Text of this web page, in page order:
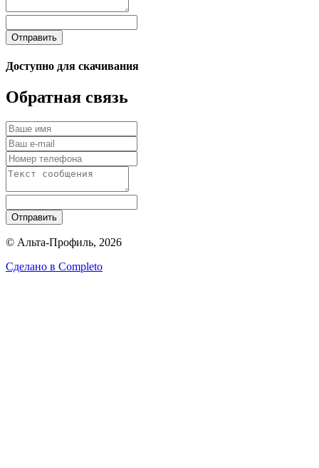
Отправить
Доступно для скачивания
Обратная связь
Отправить
© Альта-Профиль, 2026
Сделано в Completo